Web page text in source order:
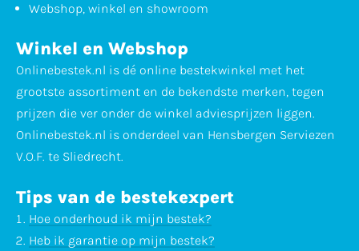
Webshop, winkel en showroom
Winkel en Webshop
Onlinebestek.nl is dé online bestekwinkel met het
grootste assortiment en de bekendste merken, tegen
prijzen die ver onder de winkel adviesprijzen liggen.
Onlinebestek.nl is onderdeel van Hensbergen Serviezen
V.O.F. te Sliedrecht.
Tips van de bestekexpert
Hoe onderhoud ik mijn bestek?
Heb ik garantie op mijn bestek?